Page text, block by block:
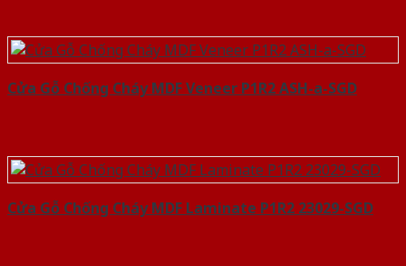
Cửa Gỗ Chống Cháy MDF Veneer P1R2 ASH-a-SGD
Cửa Gỗ Chống Cháy MDF Laminate P1R2 23029-SGD